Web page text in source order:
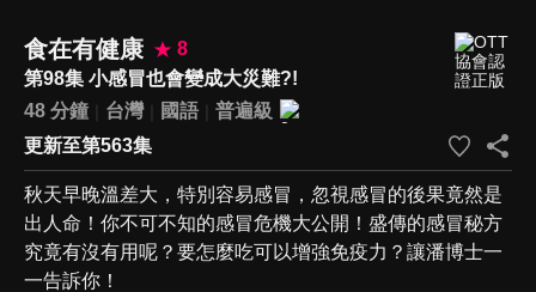
食在有健康
8
第98集 小感冒也會變成大災難?!
48 分鐘
台灣 國語
普遍級
更新至第563集
秋天早晚溫差大，特別容易感冒，忽視感冒的後果竟然是
出人命！你不可不知的感冒危機大公開！盛傳的感冒秘方
究竟有沒有用呢？要怎麼吃可以增強免疫力？讓潘博士一
一告訴你！